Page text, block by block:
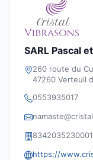
SARL Pascal
260 route du
47260 Verteuil
0553935017
https://